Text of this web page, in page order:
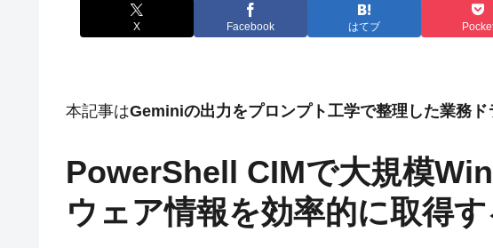
X Facebook はてブ
本記事はGeminiの出力をプロンプト工学で整理した業務ド
PowerShell CIMで大規模
ウェア情報を効率的に取得す